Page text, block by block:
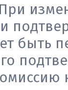
При
быть